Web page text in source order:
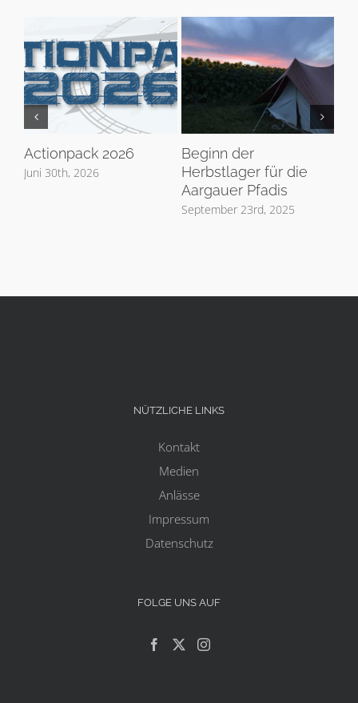
Actionpack 2026
Juni 30th, 2026
Beginn der
Herbstlager für die
Aargauer Pfadis
September 23rd, 2025
NÜTZLICHE LINKS
Kontakt
Medien
Anlässe
Impressum
Datenschutz
FOLGE UNS AUF